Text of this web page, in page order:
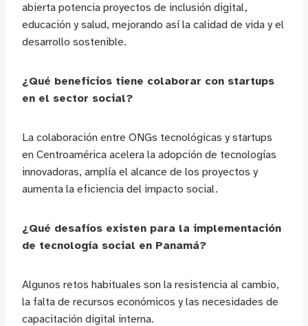
abierta potencia proyectos de inclusión digital,
educación y salud, mejorando así la calidad de vida y el
desarrollo sostenible.
¿Qué beneficios tiene colaborar con startups
en el sector social?
La colaboración entre ONGs tecnológicas y startups
en Centroamérica acelera la adopción de tecnologías
innovadoras, amplía el alcance de los proyectos y
aumenta la eficiencia del impacto social.
¿Qué desafíos existen para la implementación
de tecnología social en Panamá?
Algunos retos habituales son la resistencia al cambio,
la falta de recursos económicos y las necesidades de
capacitación digital interna.